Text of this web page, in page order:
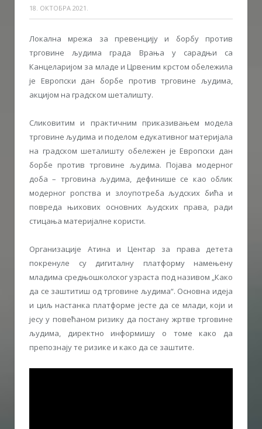
18. ОКТОБРА 2021.
Локална мрежа за превенцију и борбу против
трговине људима града Врања у сарадњи са
Канцеларијом за младе и Црвеним крстом обележила
је Европски дан борбе против трговине људима,
акцијом на градском шеталишту.
Сликовитим и практичним приказивањем модела
трговине људима и поделом едукативног материјала
на градском шеталишту обележен је Европски дан
борбе против трговине људима. Појава модерног
доба – трговина људима, дефинише се као облик
модерног ропства и злоупотреба људских бића и
повреда њихових основних људских права, ради
стицања материјалне користи.
Организације Атина и Центар за права детета
покренуле су дигиталну платформу намењену
младима средњошколског узраста под називом „Како
да се заштитиш од трговине људима“. Основна идеја
и циљ настанка платформе јесте да се млади, који и
јесу у повећаном ризику да постану жртве трговине
људима, директно информишу о томе како да
препознају те ризике и како да се заштите.